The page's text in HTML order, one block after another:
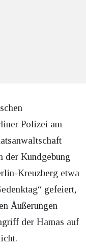
Polizei am
der Kundgebung
Kreuzberg etwa
gefeiert,
Äußerungen
der Hamas auf